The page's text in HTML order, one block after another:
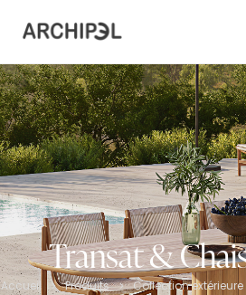
Transat &
Accueil > Produits > Collection extérieure